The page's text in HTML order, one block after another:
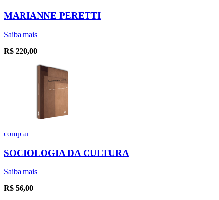
MARIANNE PERETTI
Saiba mais
R$ 220,00
comprar
SOCIOLOGIA DA CULTURA
Saiba mais
R$ 56,00